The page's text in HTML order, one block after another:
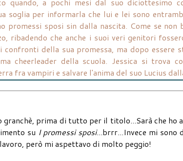
soglia per informarla che lui e lei sono
sposi sin dalla nascita. Come se non
ribadendo che anche i suoi veri genitori
confronti della sua promessa, ma dopo
cheerleader della scuola. Jessica si trova
fra vampiri e salvare l'anima del suo Lucius
prima di tutto per il titolo...Sarà che ho
su I promessi sposi...brrr...Invece mi sono
però mi aspettavo di molto peggio!